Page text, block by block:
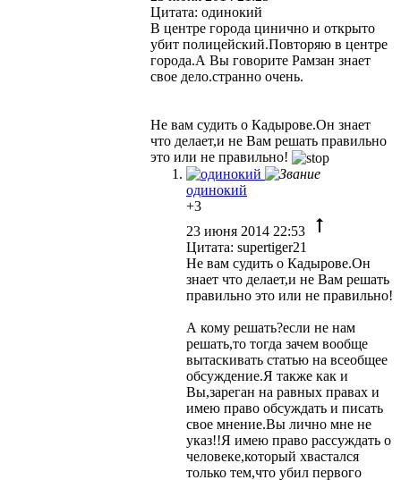
Цитата: одинокий
В центре города цинично и открыто
убит полицейский.Повторяю в центре
города.А Вы говорите Рамзан знает
свое дело.странно очень.
Не вам судить о Кадырове.Он знает
что делает,и не Вам решать правильно
это или не правильно!
одинокий
+3
23 июня 2014 22:53
Цитата: supertiger21
Не вам судить о Кадырове.Он
знает что делает,и не Вам решать
правильно это или не правильно!
А кому решать?если не нам
решать,то тогда зачем вообще
вытаскивать статью на всеобщее
обсуждение.Я также как и
Вы,зареган на равных правах и
имею право обсуждать и писать
свое мнение.Вы лично мне не
указ!!Я имею право рассуждать о
человеке,который хвастался
только тем,что убил первого